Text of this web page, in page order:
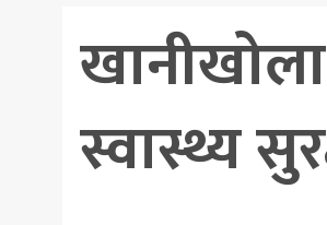
अन्तराष्ट्रियस्वास्थ्य